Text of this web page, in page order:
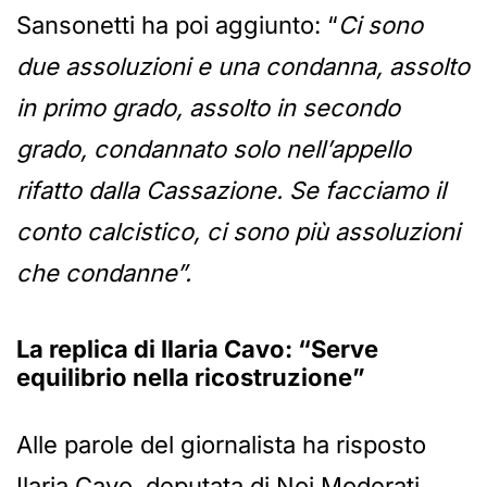
Sansonetti ha poi aggiunto: “Ci sono
due assoluzioni e una condanna, assolto
in primo grado, assolto in secondo
grado, condannato solo nell’appello
rifatto dalla Cassazione. Se facciamo il
conto calcistico, ci sono più assoluzioni
che condanne”.
La replica di Ilaria Cavo: “Serve
equilibrio nella ricostruzione”
Alle parole del giornalista ha risposto